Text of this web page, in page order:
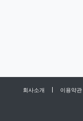
회사소개 이용약관